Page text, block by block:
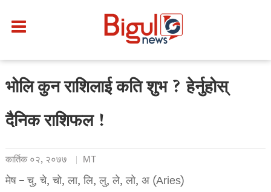
भोलि कुन राशिलाई कति शुभ ? हेर्नुहोस्
दैनिक राशिफल !
कार्तिक ०२, २०७७ MT
मेष – चु, चे, चो, ला, लि, लु, ले, लो, अ (Aries)